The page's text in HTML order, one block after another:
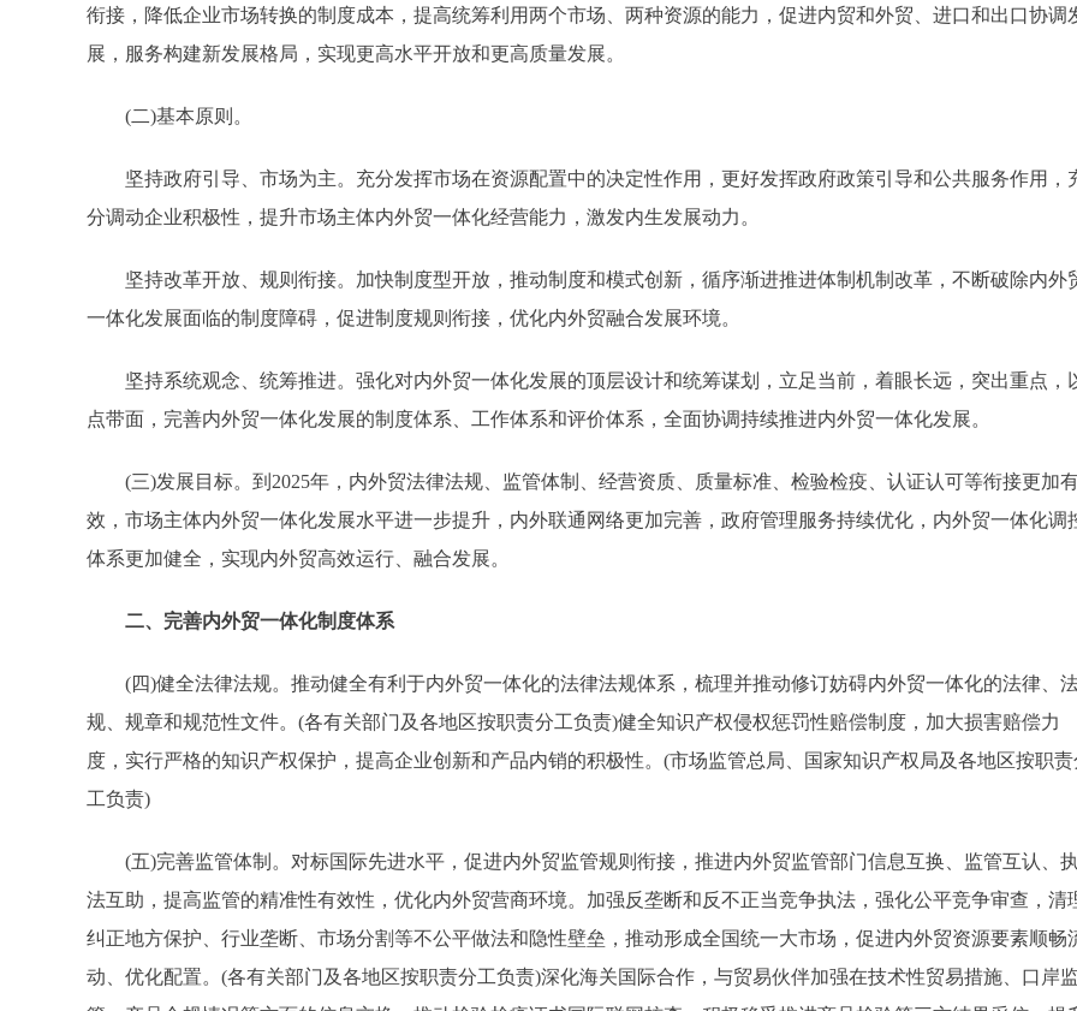
衔接，降低企业市场转换的制度成本，提高统筹利用两个市场、两种资源的能力，促进内贸和外贸、进口和出口协调
展，服务构建新发展格局，实现更高水平开放和更高质量发展。
(二)基本原则。
坚持政府引导、市场为主。充分发挥市场在资源配置中的决定性作用，更好发挥政府政策引导和公共服务作用，
分调动企业积极性，提升市场主体内外贸一体化经营能力，激发内生发展动力。
坚持改革开放、规则衔接。加快制度型开放，推动制度和模式创新，循序渐进推进体制机制改革，不断破除内外
一体化发展面临的制度障碍，促进制度规则衔接，优化内外贸融合发展环境。
坚持系统观念、统筹推进。强化对内外贸一体化发展的顶层设计和统筹谋划，立足当前，着眼长远，突出重点，
点带面，完善内外贸一体化发展的制度体系、工作体系和评价体系，全面协调持续推进内外贸一体化发展。
(三)发展目标。到2025年，内外贸法律法规、监管体制、经营资质、质量标准、检验检疫、认证认可等衔接更加
效，市场主体内外贸一体化发展水平进一步提升，内外联通网络更加完善，政府管理服务持续优化，内外贸一体化调
体系更加健全，实现内外贸高效运行、融合发展。
二、完善内外贸一体化制度体系
(四)健全法律法规。推动健全有利于内外贸一体化的法律法规体系，梳理并推动修订妨碍内外贸一体化的法律、
规、规章和规范性文件。(各有关部门及各地区按职责分工负责)健全知识产权侵权惩罚性赔偿制度，加大损害赔偿力
度，实行严格的知识产权保护，提高企业创新和产品内销的积极性。(市场监管总局、国家知识产权局及各地区按职责
工负责)
(五)完善监管体制。对标国际先进水平，促进内外贸监管规则衔接，推进内外贸监管部门信息互换、监管互认、
法互助，提高监管的精准性有效性，优化内外贸营商环境。加强反垄断和反不正当竞争执法，强化公平竞争审查，清
纠正地方保护、行业垄断、市场分割等不公平做法和隐性壁垒，推动形成全国统一大市场，促进内外贸资源要素顺畅
动、优化配置。(各有关部门及各地区按职责分工负责)深化海关国际合作，与贸易伙伴加强在技术性贸易措施、口岸